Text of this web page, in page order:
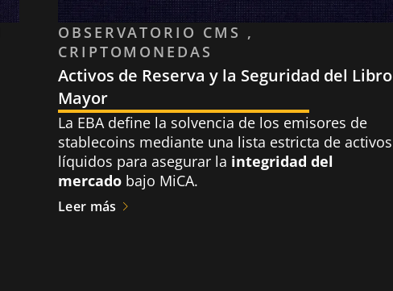
OBSERVATORIO CMS ,
CRIPTOMONEDAS
Activos de Reserva y la Seguridad del Libro
Mayor
La EBA define la solvencia de los emisores de
stablecoins mediante una lista estricta de activos
líquidos para asegurar la integridad del
mercado bajo MiCA.
Leer más